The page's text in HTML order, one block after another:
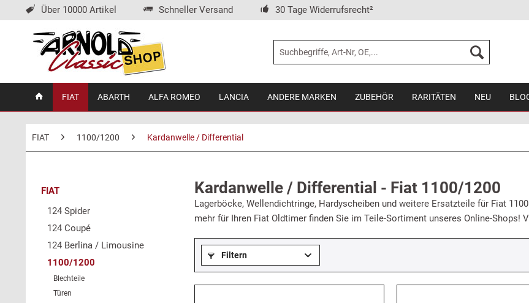
Über 10000 Artikel Schneller Versand 30 Tage Widerrufsrecht²
FIAT ABARTH ALFA ROMEO LANCIA ANDERE MARKEN ZUBEHÖR RARITÄTEN NEU
FIAT 1100/1200 Kardanwelle / Differential
FIAT
124 Spider
124 Coupé
124 Berlina / Limousine
1100/1200
Blechteile
Türen
Kardanwelle / Differential - Fiat 1100/1200
Lagerböcke, Wellendichtringe, Hardyscheiben und weitere Ersatzteile für Fiat
mehr für Ihren Fiat Oldtimer finden Sie im Teile-Sortiment unseres Online-
Filtern